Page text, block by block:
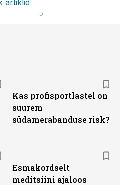
artiklid
Kas profisportlastel on
suurem
südamerabanduse risk?
Esmakordselt
meditsiini ajaloos